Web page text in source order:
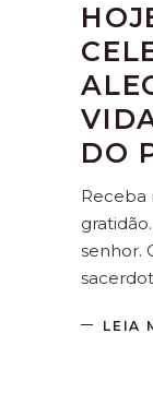
DO
Receba
senhor.
LEIA